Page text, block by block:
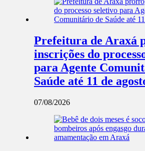
Prefeitura de Araxá
inscrições do
para Agente
Saúde até 11 de
07/08/2026